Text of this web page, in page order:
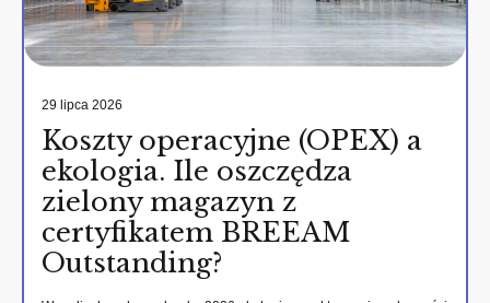
29 lipca 2026
Koszty operacyjne (OPEX) a
ekologia. Ile oszczędza
zielony magazyn z
certyfikatem BREEAM
Outstanding?